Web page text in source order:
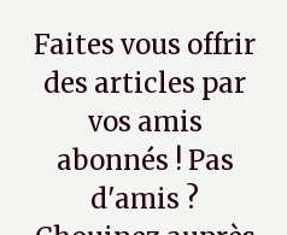
Faites vous offrir
des articles par
vos amis
abonnés ! Pas
d'amis ?